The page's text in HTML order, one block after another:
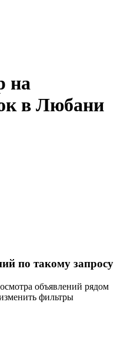
на
в Любани
по такому запросу
объявлений рядом
фильтры